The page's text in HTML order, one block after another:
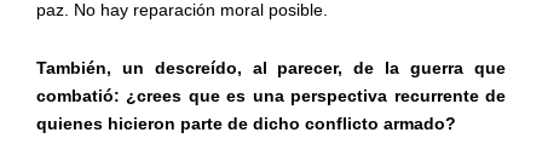
paz. No hay reparación moral posible.
También, un descreído, al parecer, de la guerra que
combatió: ¿crees que es una perspectiva recurrente de
quienes hicieron parte de dicho conflicto armado?